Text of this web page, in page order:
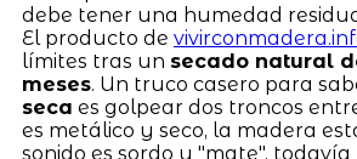
debe tener una humedad
El producto de
límites tras un secado natural
meses. Un truco casero para
seca es golpear dos troncos
es metálico y seco, la madera
sonido es sordo y "mate",